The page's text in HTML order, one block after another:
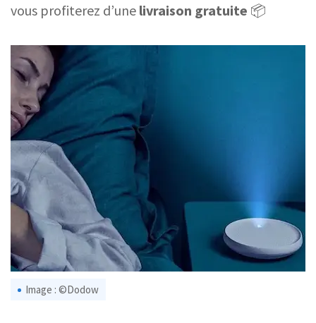
vous profiterez d’une livraison gratuite 📦
Image : ©Dodow